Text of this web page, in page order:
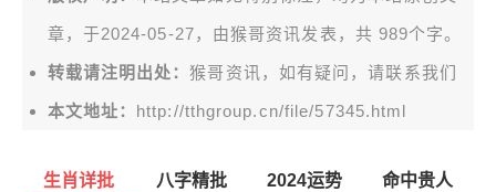
章，于2024-05-27，由猴哥资讯 发表，共 989个字。
转载请注明出处：猴哥资讯，如有疑问，请联系我们
本文地址： http://tthgroup.cn/file/57345.html
生肖详批 八字精批 2024运势 命中贵人